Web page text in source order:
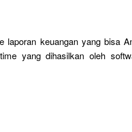
laporan keuangan yang bisa
yang dihasilkan oleh